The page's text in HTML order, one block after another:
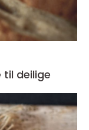
til deilige